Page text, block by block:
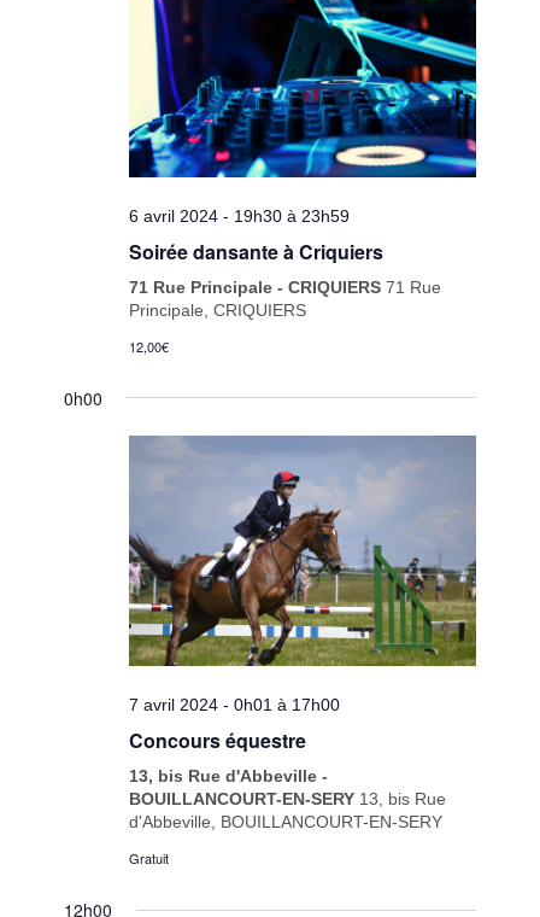
6 avril 2024 - 19h30 à 23h59
Soirée dansante à Criquiers
71 Rue Principale - CRIQUIERS71 Rue
Principale, CRIQUIERS
12,00€
0h00
7 avril 2024 - 0h01 à 17h00
Concours équestre
13, bis Rue d'Abbeville -
BOUILLANCOURT-EN-SERY 13, bis Rue
d'Abbeville, BOUILLANCOURT-EN-SERY
Gratuit
12h00